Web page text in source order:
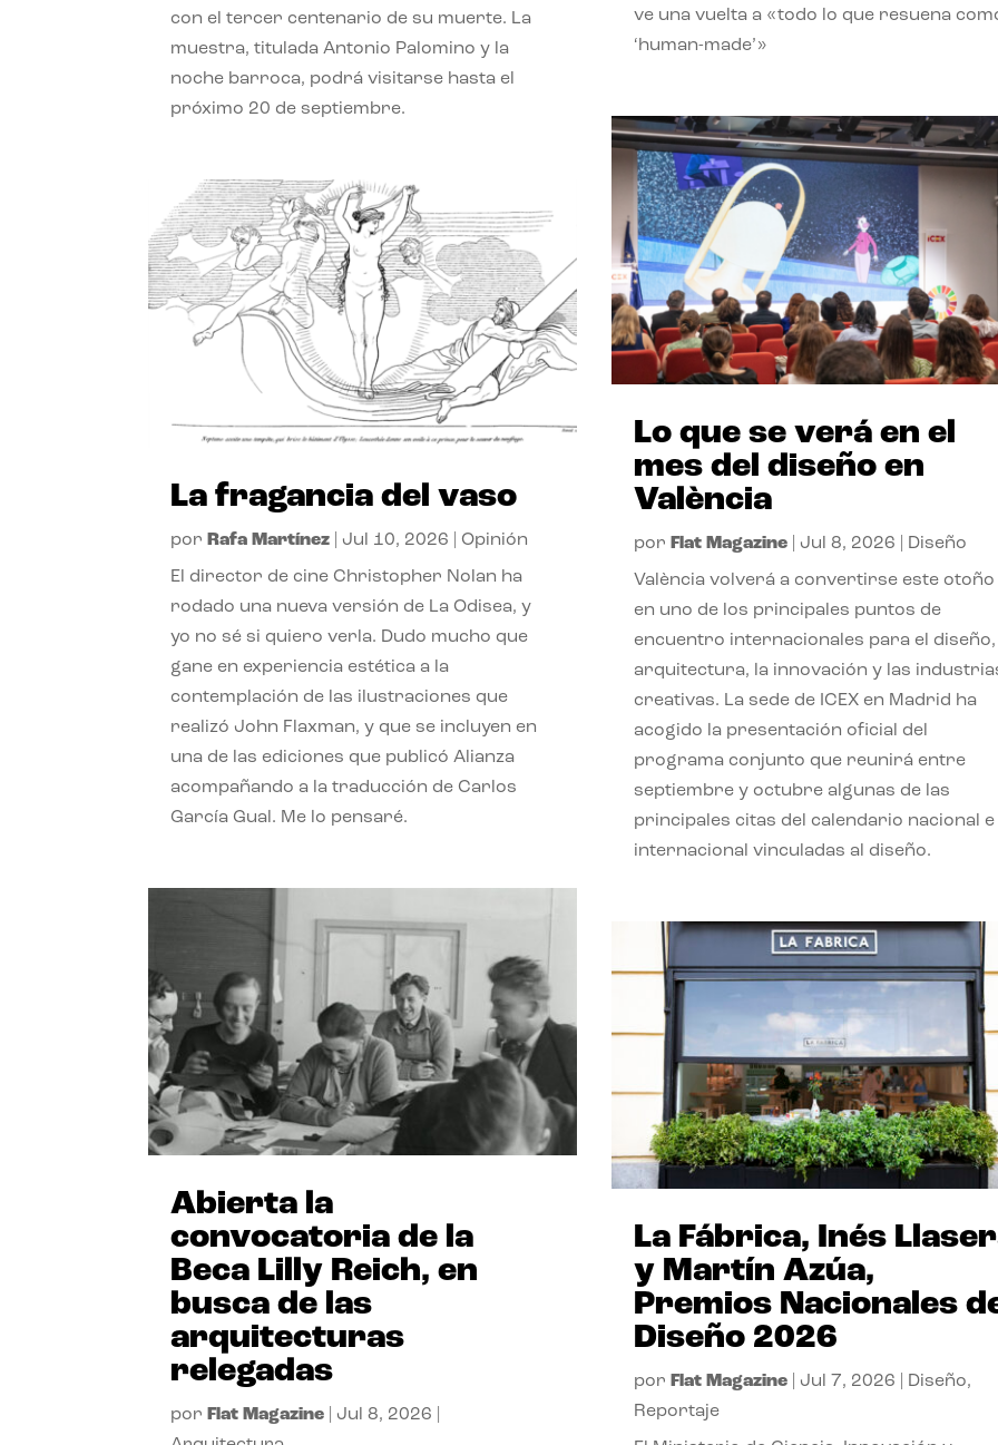
con el tercer centenario de su muerte. La
muestra, titulada Antonio Palomino y la
noche barroca, podrá visitarse hasta el
próximo 20 de septiembre.
La fragancia del vaso
por Rafa Martínez Jul 10, 2026 |Opinión
El director de cine Christopher Nolan ha
rodado una nueva versión de La Odisea, y
yo no sé si quiero verla. Dudo mucho que
gane en experiencia estética a la
contemplación de las ilustraciones que
realizó John Flaxman, y que se incluyen en
una de las ediciones que publicó Alianza
acompañando a la traducción de Carlos
García Gual. Me lo pensaré.
Abierta la
convocatoria de la
Beca Lilly Reich, en
busca de las
arquitecturas
relegadas
por Flat Magazine Jul 8, 2026
ve una vuelta a «todo lo que resuena
‘human-made’»
Lo que se verá en el
mes del diseño en
València
por Flat Magazine| Jul 8, 2026 Diseño
València volverá a convertirse este otoño
en uno de los principales puntos de
encuentro internacionales para el diseño,
arquitectura, la innovación y las
creativas. La sede de ICEX en Madrid ha
acogido la presentación oficial del
programa conjunto que reunirá entre
septiembre y octubre algunas de las
principales citas del calendario nacional e
internacional vinculadas al diseño.
La Fábrica, Inés
y Martín Azúa,
Premios Nacionales
Diseño 2026
por Flat Magazine| Jul 7, 2026 Diseño,
Reportaje